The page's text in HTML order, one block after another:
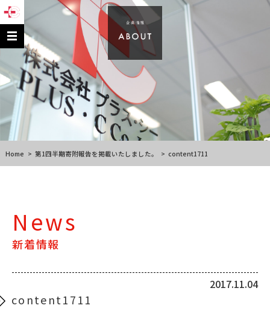
Home > 第1四半期寄附報告を掲載いたしました。 > content1711
News
新着情報
2017.11.04
content1711